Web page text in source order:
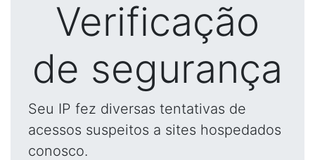
Verificação
de segurança
Seu IP fez diversas tentativas de
acessos suspeitos a sites hospedados
conosco.